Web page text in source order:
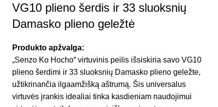
VG10 plieno šerdis ir 33 sluoksnių
Damasko plieno geležtė
Produkto apžvalga:
„Senzo Ko Hocho“ virtuvinis peilis išsiskiria savo VG10
plieno šerdimi ir 33 sluoksnių Damasko plieno geležte,
užtikrinančia ilgaamžišką aštrumą. Šis universalus
virtuvės įrankis idealiai tinka kasdieniam naudojimui